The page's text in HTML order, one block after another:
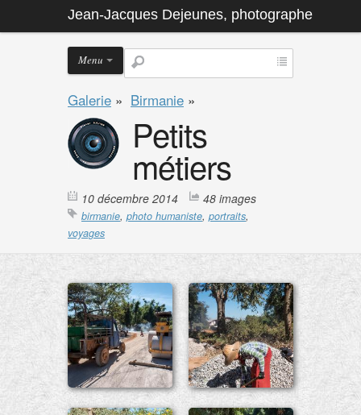
Jean-Jacques Dejeunes, photographe
Menu
Galerie » Birmanie »
Petits
métiers
10 décembre 2014 48 images
birmanie, photo humaniste, portraits,
voyages